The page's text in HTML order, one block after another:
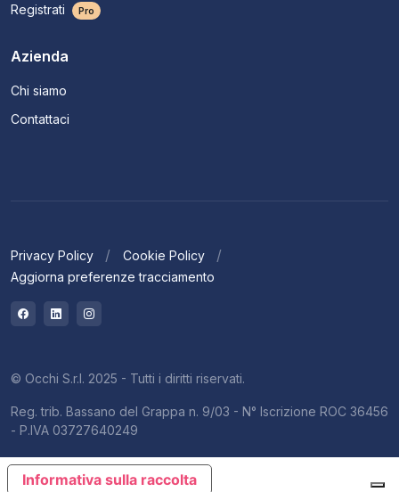
Registrati Pro
Azienda
Chi siamo
Contattaci
Privacy Policy
Cookie Policy
Aggiorna preferenze tracciamento
© Occhi S.r.l. 2025 - Tutti i diritti riservati.
Reg. trib. Bassano del Grappa n. 9/03 - N° Iscrizione ROC 36456
- P.IVA 03727640249
Informativa sulla raccolta